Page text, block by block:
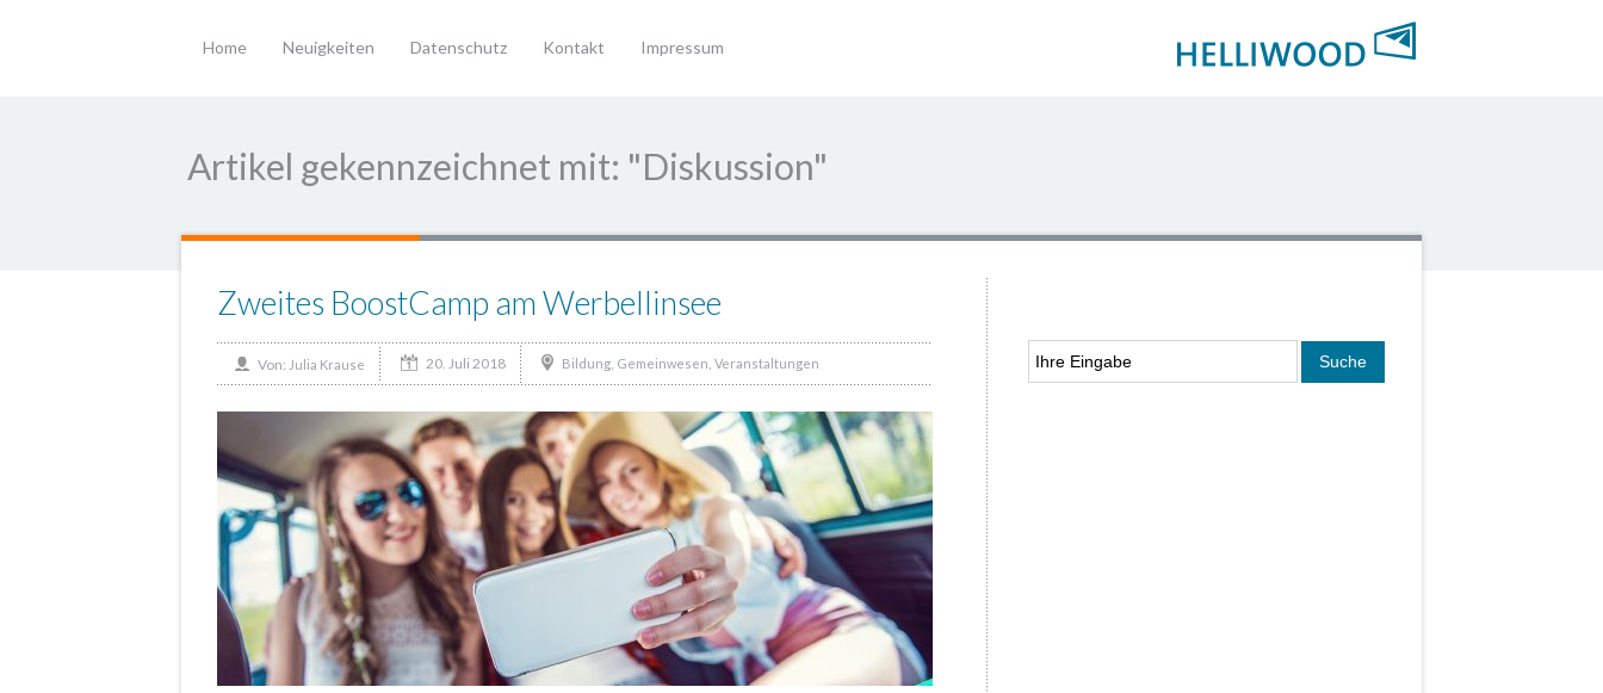
Home Neuigkeiten Datenschutz Kontakt Impressum
Artikel gekennzeichnet mit: "Diskussion"
Zweites BoostCamp am Werbellinsee
Von: Julia Krause 20. Juli 2018 Bildung, Gemeinwesen, Veranstaltungen